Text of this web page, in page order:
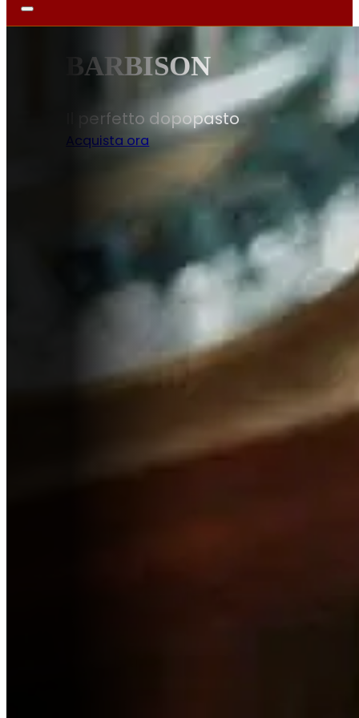
DISPENSA
Sapori autentici per la tua cucina
Scopri di più